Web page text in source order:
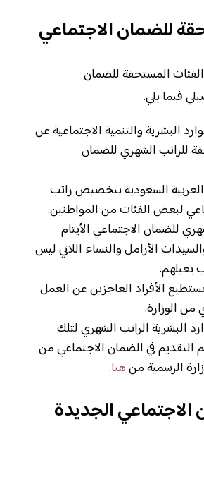
للضمان الاجتماعي
الفئات المستحقة للضمان
فيما يلي.
البشرية والتنمية الاجتماعية عن
للراتب الشهري للضمان
السعودية بتخصيص راتب
لبعض الفئات من المواطنين.
للضمان الاجتماعي الأيتام
الأرامل والنساء اللاتي ليس
يعيلهم.
الأفراد العاجزين عن العمل
الوزارة.
البشرية الراتب الشهري لتلك
التقديم في الضمان الاجتماعي من
الرسمية منهنا.
الجديدة